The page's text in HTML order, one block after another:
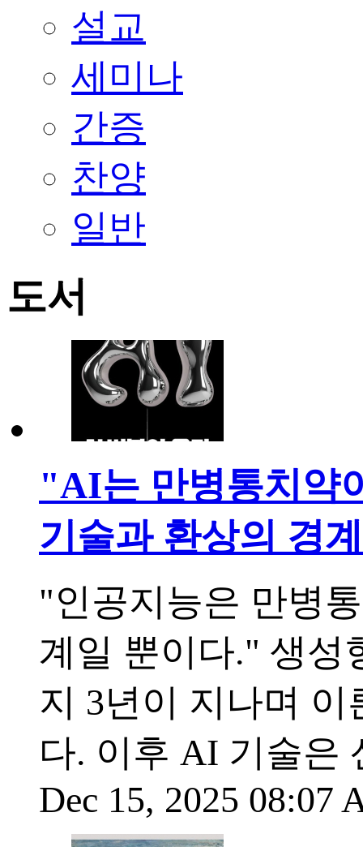
설교
세미나
간증
찬양
일반
도서
"AI는 만병통치약
기술과 환상의 경계
"인공지능은 만병
계일 뿐이다." 생성
지 3년이 지나며
다. 이후 AI 기술은
Dec 15, 2025 08:07